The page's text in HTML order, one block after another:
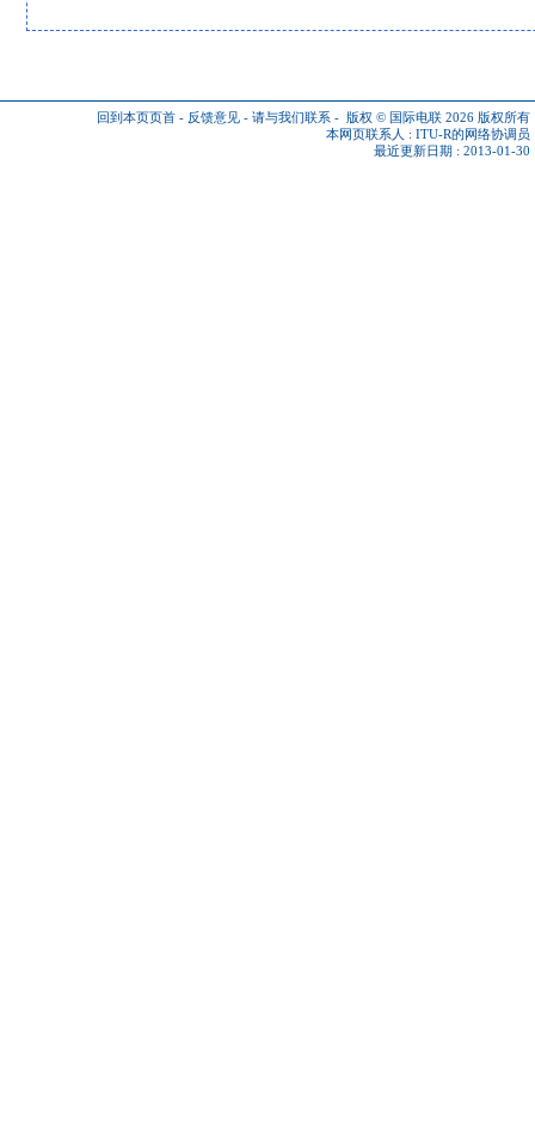
回到本页页首 - 反馈意见 - 请与我们联系 - 版权 © 国际电联 2026 版权所有
本网页联系人 : ITU-R的网络协调员
最近更新日期 : 2013-01-30